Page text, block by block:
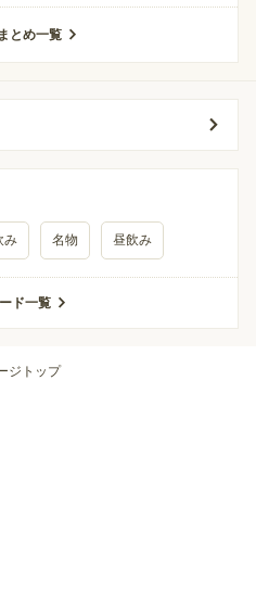
とめ一覧
み 名物 昼飲み
ド一覧
ジトップ